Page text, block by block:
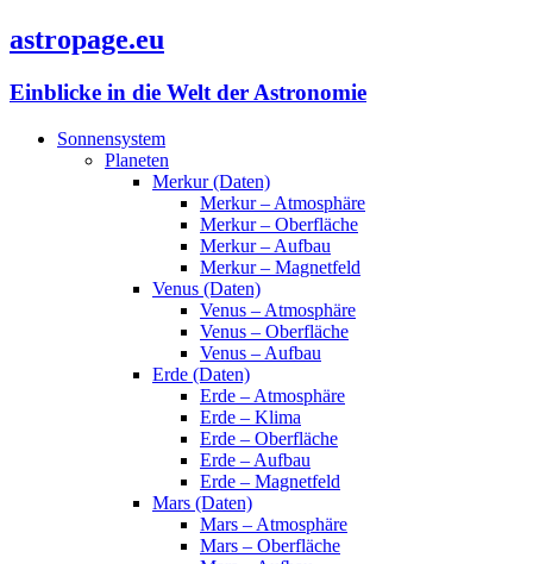
astropage.eu
Einblicke in die Welt der Astronomie
Sonnensystem
Planeten
Merkur (Daten)
Merkur – Atmosphäre
Merkur – Oberfläche
Merkur – Aufbau
Merkur – Magnetfeld
Venus (Daten)
Venus – Atmosphäre
Venus – Oberfläche
Venus – Aufbau
Erde (Daten)
Erde – Atmosphäre
Erde – Klima
Erde – Oberfläche
Erde – Aufbau
Erde – Magnetfeld
Mars (Daten)
Mars – Atmosphäre
Mars – Oberfläche